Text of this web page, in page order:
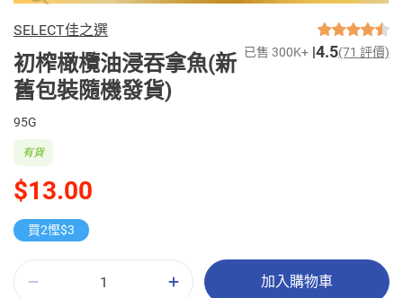
SELECT佳之選
初榨橄欖油浸吞拿魚(新
舊包裝隨機發貨)
已售 300K+ 4.5(71 評價)
95G
$13.00
有貨
買2慳$3
加入購物車